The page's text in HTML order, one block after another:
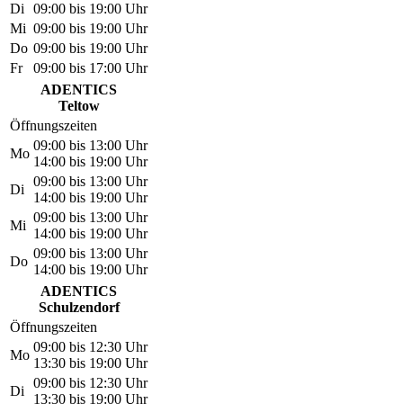
Di
09:00 bis 19:00 Uhr
Mi 09:00 bis 19:00 Uhr
Do 09:00 bis 19:00 Uhr
Fr
09:00 bis 17:00 Uhr
ADENTICS
Teltow
Öffnungszeiten
Mo
09:00 bis 13:00 Uhr
14:00 bis 19:00 Uhr
Di
09:00 bis 13:00 Uhr
14:00 bis 19:00 Uhr
Mi
09:00 bis 13:00 Uhr
14:00 bis 19:00 Uhr
Do
09:00 bis 13:00 Uhr
14:00 bis 19:00 Uhr
ADENTICS
Schulzendorf
Öffnungszeiten
Mo
09:00 bis 12:30 Uhr
13:30 bis 19:00 Uhr
Di
09:00 bis 12:30 Uhr
13:30 bis 19:00 Uhr